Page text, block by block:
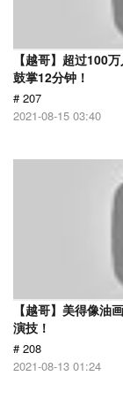
【越哥】超过100
鼓掌12分钟！
# 207
2021-08-15 03:40
【越哥】美得像油
演技！
# 208
2021-08-13 01:24